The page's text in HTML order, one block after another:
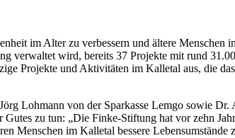
im Alter zu verbessern und ältere Menschen
verwaltet wird, bereits 37 Projekte mit rund
Projekte und Aktivitäten im Kalletal aus, die
Lohmann von der Sparkasse Lemgo sowie
zu tun: „Die Finke-Stiftung hat vor zehn
Menschen im Kalletal bessere Lebensumstände